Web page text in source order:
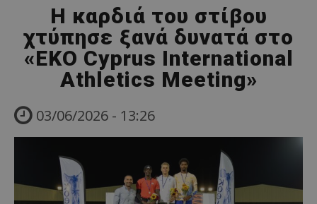
Η καρδιά του στίβου
χτύπησε ξανά δυνατά στο
«EKO Cyprus International
Athletics Meeting»
03/06/2026 - 13:26